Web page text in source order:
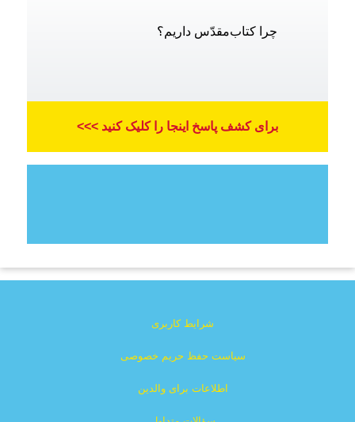
چرا کتاب‌مقدّس داریم؟
برای کشف پاسخ اینجا را کلیک کنید >>>
شرایط کاربری
سیاست حفظ حریم خصوصی
اطلاعات برای والدین